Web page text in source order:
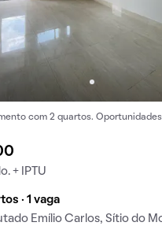
com 2 quartos.
+ IPTU
· 1 vaga
Emílio Carlos, Sítio do